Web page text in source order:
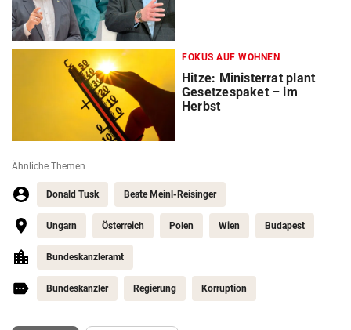
FOKUS AUF WOHNEN
Hitze: Ministerrat plant
Gesetzespaket – im
Herbst
Ähnliche Themen
Donald Tusk Beate Meinl-Reisinger
Ungarn Österreich Polen Wien Budapest
Bundeskanzleramt
Bundeskanzler Regierung Korruption